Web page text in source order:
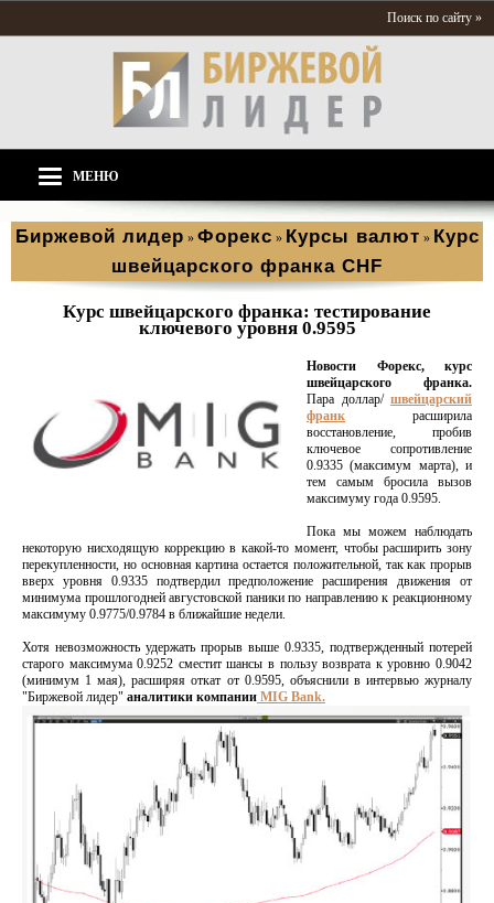
Поиск по сайту »
МЕНЮ
Биржевой лидер » Форекс » Курсы валют » Курс
швейцарского франка CHF
Курс швейцарского франка: тестирование
ключевого уровня 0.9595
Новости Форекс, курс
швейцарского франка.
Пара доллар/ швейцарский
франк расширила
восстановление, пробив
ключевое сопротивление
0.9335 (максимум марта), и
тем самым бросила вызов
максимуму года 0.9595.
Пока мы можем наблюдать
некоторую нисходящую коррекцию в какой-то момент, чтобы расширить зону
перекупленности, но основная картина остается положительной, так как прорыв
вверх уровня 0.9335 подтвердил предположение расширения движения от
минимума прошлогодней августовской паники по направлению к реакционному
максимуму 0.9775/0.9784 в ближайшие недели.
Хотя невозможность удержать прорыв выше 0.9335, подтвержденный потерей
старого максимума 0.9252 сместит шансы в пользу возврата к уровню 0.9042
(минимум 1 мая), расширяя откат от 0.9595, объяснили в интервью журналу
"Биржевой лидер" аналитики компании MIG Bank.